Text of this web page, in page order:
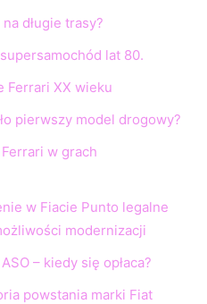
długie trasy?
lat 80.
Ferrari XX wieku
pierwszy model drogowy?
w grach
w Fiacie Punto legalne
modernizacji
– kiedy się opłaca?
powstania marki Fiat